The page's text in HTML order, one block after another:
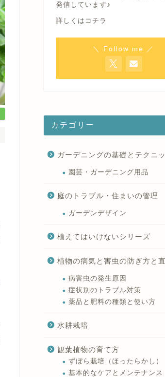
発信しています♪
詳しくはコチラ
＼ Follow me ／
カテゴリー
ガーデニングの基礎とテクニ
園芸・ガーデニング用品
庭のトラブル・住まいの管理
ガーデンデザイン
植えてはいけないシリーズ
植物の病気と害虫の防ぎ方と
病害虫の発生原因
症状別のトラブル対策
薬品と肥料の種類と使い方
水耕栽培
観葉植物の育て方
ずぼら栽培（ほったらかし）
基本的なケアとメンテナンス